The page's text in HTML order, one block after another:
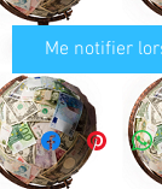
Me notifier